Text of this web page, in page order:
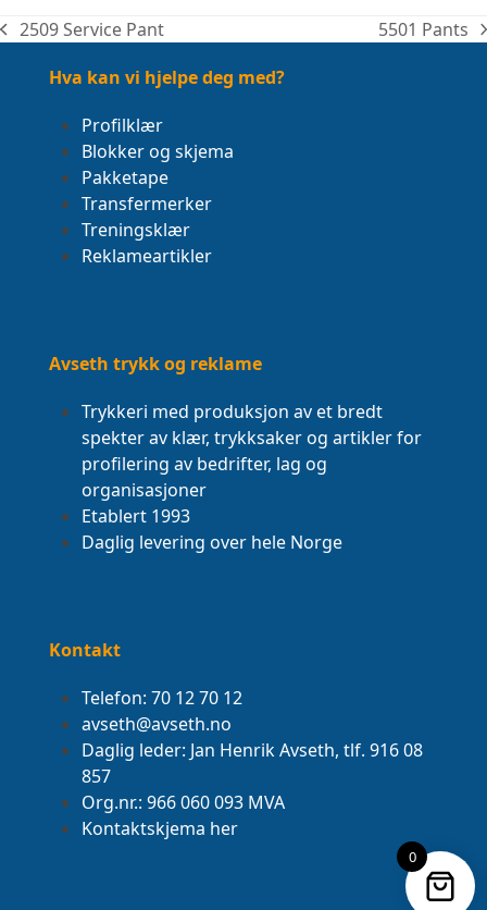
previous
2509 Service Pant
next
5501 Pants
Hva kan vi hjelpe deg med?
Profilklær
Blokker og skjema
Pakketape
Transfermerker
Treningsklær
Reklameartikler
Avseth trykk og reklame
Trykkeri med produksjon av et bredt
spekter av klær, trykksaker og artikler for
profilering av bedrifter, lag og
organisasjoner
Etablert 1993
Daglig levering over hele Norge
Kontakt
Telefon: 70 12 70 12
avseth@avseth.no
Daglig leder: Jan Henrik Avseth, tlf. 916 08
857
Org.nr.: 966 060 093 MVA
Kontaktskjema her
0